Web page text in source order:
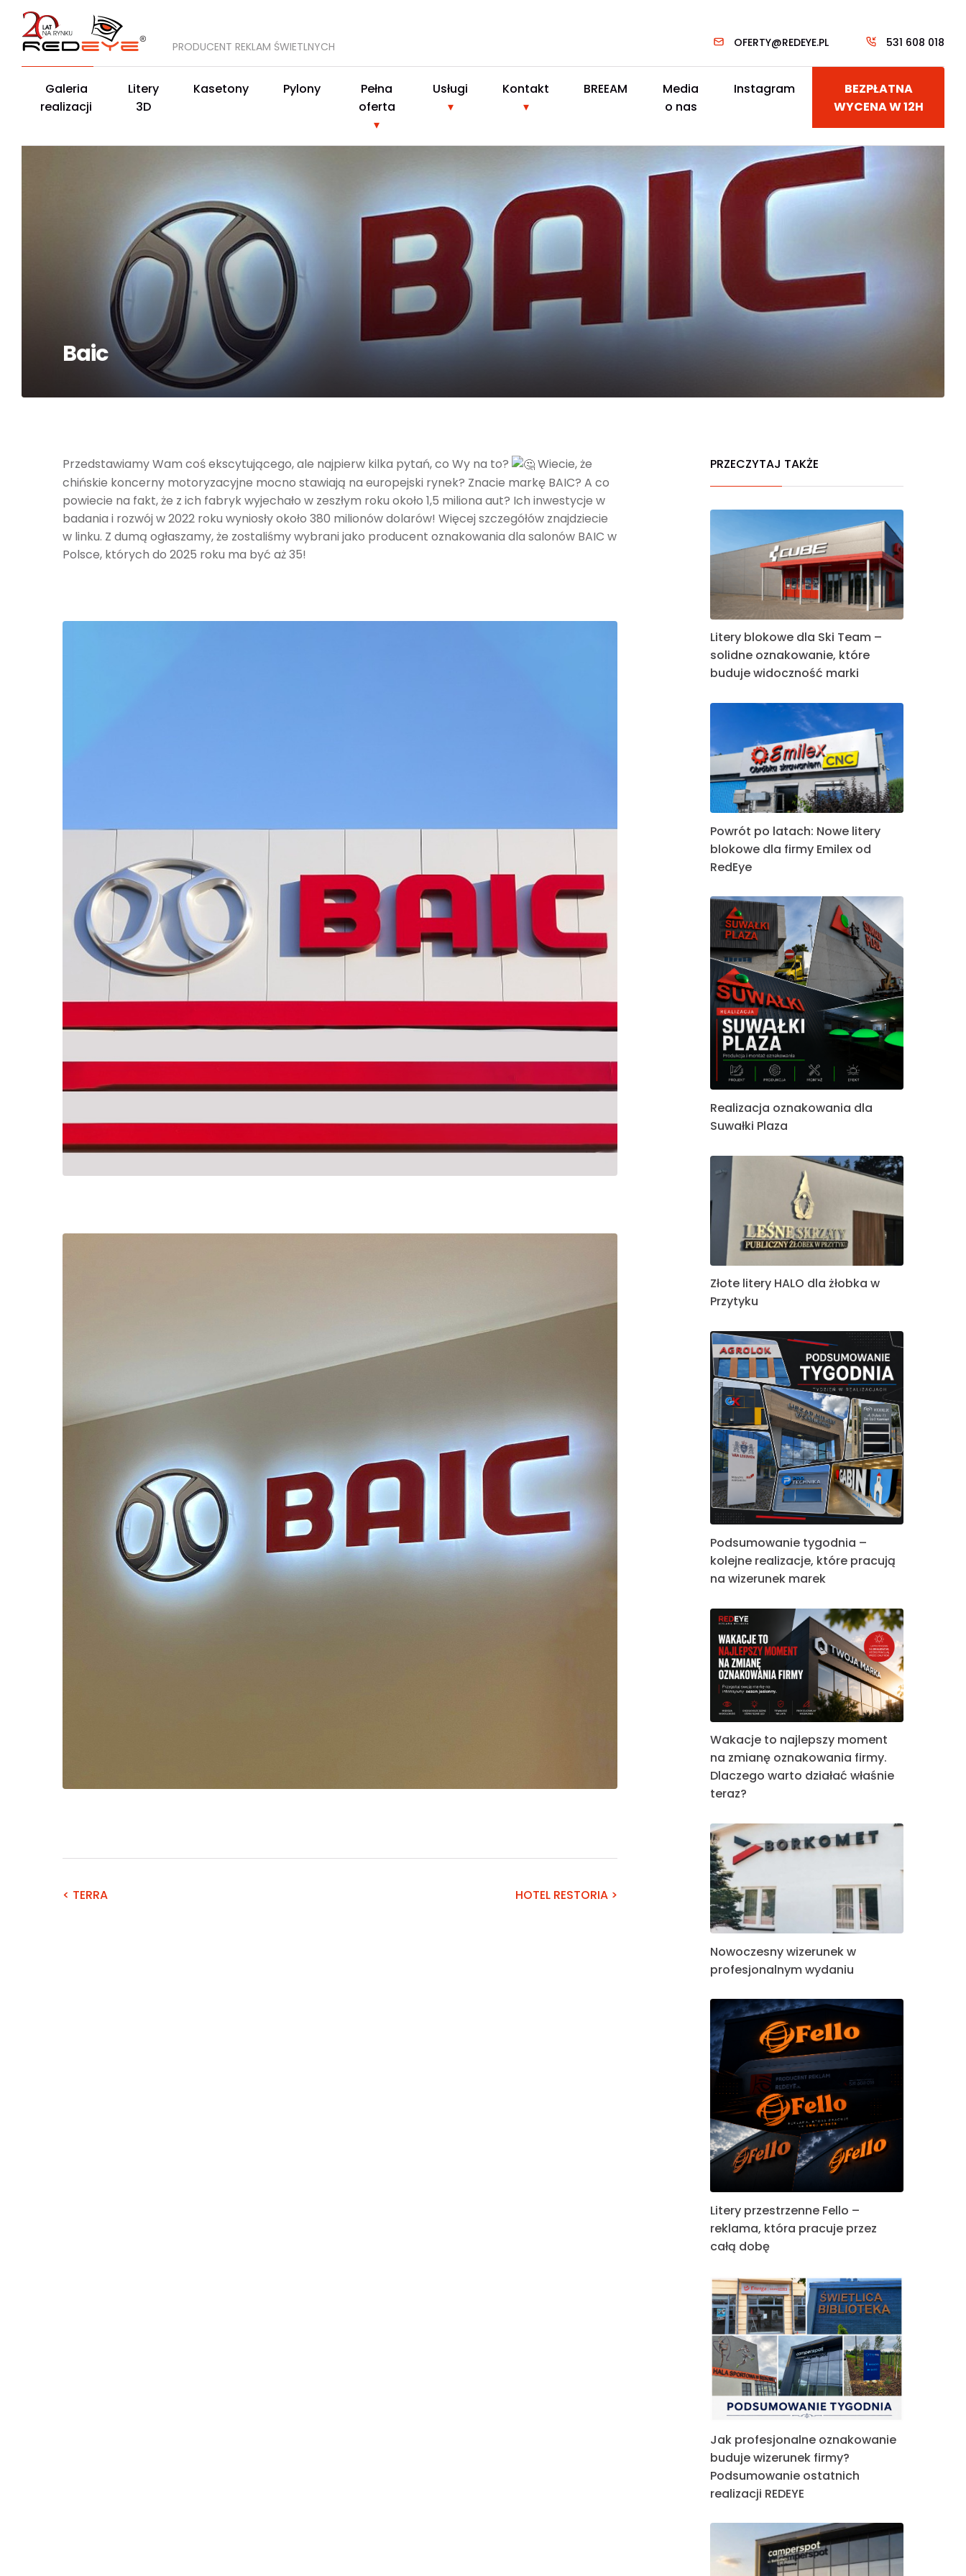
PRODUCENT REKLAM ŚWIETLNYCH 531 608 018
OFERTY@REDEYE.PL
Galeria
realizacji
Litery
3D
Kasetony Pylony
Pełna
oferta
Usługi Kontakt BREEAM
Media
o nas
Instagram
BEZPŁATNA
WYCENA W 12H
Baic
Przedstawiamy Wam coś ekscytującego, ale najpierw kilka pytań, co Wy na to?
Wiecie, że
chińskie koncerny motoryzacyjne mocno stawiają na europejski rynek? Znacie markę BAIC? A co
powiecie na fakt, że z ich fabryk wyjechało w zeszłym roku około 1,5 miliona aut? Ich inwestycje w
badania i rozwój w 2022 roku wyniosły około 380 milionów dolarów! Więcej szczegółów znajdziecie
w linku. Z dumą ogłaszamy, że zostaliśmy wybrani jako producent oznakowania dla salonów BAIC w
Polsce, których do 2025 roku ma być aż 35!
< TERRA HOTEL RESTORIA >
PRZECZYTAJ TAKŻE
Litery blokowe dla Ski Team –
solidne oznakowanie, które
buduje widoczność marki
Powrót po latach: Nowe litery
blokowe dla firmy Emilex od
RedEye
Realizacja oznakowania dla
Suwałki Plaza
Złote litery HALO dla żłobka w
Przytyku
Podsumowanie tygodnia –
kolejne realizacje, które pracują
na wizerunek marek
Wakacje to najlepszy moment
na zmianę oznakowania firmy.
Dlaczego warto działać właśnie
teraz?
Nowoczesny wizerunek w
profesjonalnym wydaniu
Litery przestrzenne Fello –
reklama, która pracuje przez
całą dobę
Jak profesjonalne oznakowanie
buduje wizerunek firmy?
Podsumowanie ostatnich
realizacji REDEYE